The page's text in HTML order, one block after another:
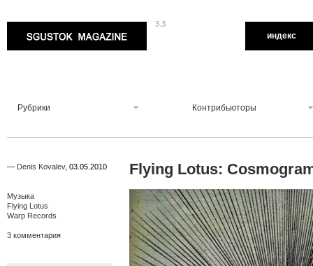
3.3
индекс
Рубрики Контрибьюторы
— Denis Kovalev, 03.05.2010
Музыка
Flying Lotus
Warp Records
3 комментария
Flying Lotus: